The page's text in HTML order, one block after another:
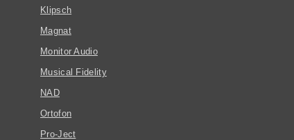
Klipsch
Magnat
Monitor Audio
Musical Fidelity
NAD
Ortofon
Pro-Ject